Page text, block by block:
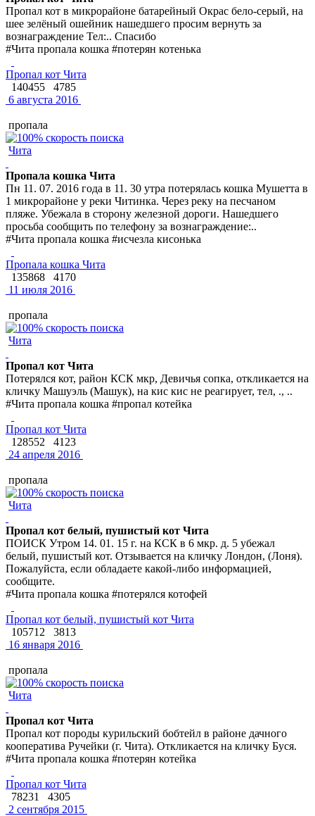
Пропал кот в микрорайоне батарейный Окрас бело-серый, на
шее зелёный ошейник нашедшего просим вернуть за
вознаграждение Тел:.. Спасибо
#Чита пропала кошка #потерян котенька
Пропал кот Чита
140455
4785
6 августа 2016
пропала
Чита
Пропала кошка Чита
Пн 11. 07. 2016 года в 11. 30 утра потерялась кошка Мушетта в
1 микрорайоне у реки Читинка. Через реку на песчаном
пляже. Убежала в сторону железной дороги. Нашедшего
просьба сообщить по телефону за вознаграждение:..
#Чита пропала кошка #исчезла кисонька
Пропала кошка Чита
135868
4170
11 июля 2016
пропала
Чита
Пропал кот Чита
Потерялся кот, район КСК мкр, Девичья сопка, откликается на
кличку Машуэль (Машук), на кис кис не реагирует, тел, ., ..
#Чита пропала кошка #пропал котейка
Пропал кот Чита
128552
4123
24 апреля 2016
пропала
Чита
Пропал кот белый, пушистый кот Чита
ПОИСК Утром 14. 01. 15 г. на КСК в 6 мкр. д. 5 убежал
белый, пушистый кот. Отзывается на кличку Лондон, (Лоня).
Пожалуйста, если обладаете какой-либо информацией,
сообщите.
#Чита пропала кошка #потерялся котофей
Пропал кот белый, пушистый кот Чита
105712
3813
16 января 2016
пропала
Чита
Пропал кот Чита
Пропал кот породы курильский бобтейл в районе дачного
кооператива Ручейки (г. Чита). Откликается на кличку Буся.
#Чита пропала кошка #потерян котейка
Пропал кот Чита
78231
4305
2 сентября 2015